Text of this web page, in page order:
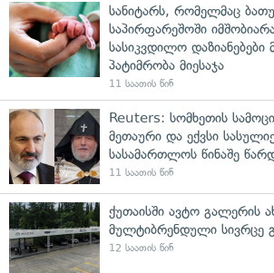
სანიტარს, რომელმაც
საპირფარეშოში
სასიკვდილო დაზიანებები
პატიმრობა მიესაჯა
11 საათის წინ
Reuters: სომხეთის
მეთაური და ექვსი
სასამართლოს წინაშე
11 საათის წინ
ქუთაისში ავტო გალერის
მულტიბრენდული სივრცე
12 საათის წინ